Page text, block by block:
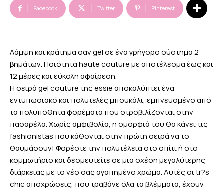
Facebook Twitter Pinterest
Λάμψη και κράτημα σαν gel σε ένα γρήγορο σύστημα 2
βημάτων. Ποιότητα haute couture με αποτέλεσμα έως και
12 μέρες και εύκολη αφαίρεση.
Η σειρά gel couture της essie αποκαλύπτει ένα
εντυπωσιακό και πολυτελές μπουκάλι, εμπνευσμένο από
τα πολυπόθητα φορέματα που στροβιλίζονται στην
πασαρέλα. Χωρίς αμφιβολία, η ομορφιά του θα κάνει τις
fashionistas που κάθονται στην πρώτη σειρά να το
θαυμάσουν! Φορέστε την πολυτέλεια στο σπίτι ή στο
κομμωτήριο και δεσμευτείτε σε μια σχέση μεγαλύτερης
διάρκειας με το νέο σας αγαπημένο χρώμα. Αυτές οι tr?s
chic αποχρώσεις, που τραβάνε όλα τα βλέμματα, έχουν